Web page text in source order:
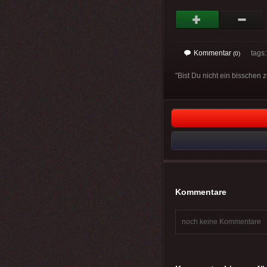
Kommentar (0)
"Bist Du nicht ein bisschen
Kommentare
noch keine Kommentare